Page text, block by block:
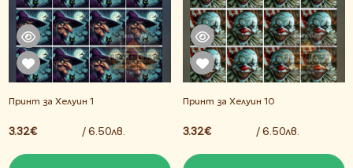
Принт за Хелуин 1
3.32€ / 6.50лв.
Принт за Хелуин 10
3.32€ / 6.50лв.